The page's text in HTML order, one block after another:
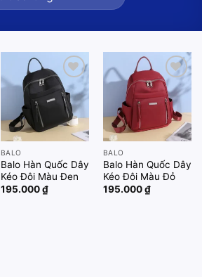
Add to
wishlist
BALO
Balo Hàn Quốc Dây
Kéo Đôi Màu Đen
195.000₫
Add to
wishlist
BALO
Balo Hàn Quốc Dây
Kéo Đôi Màu Đỏ
195.000₫